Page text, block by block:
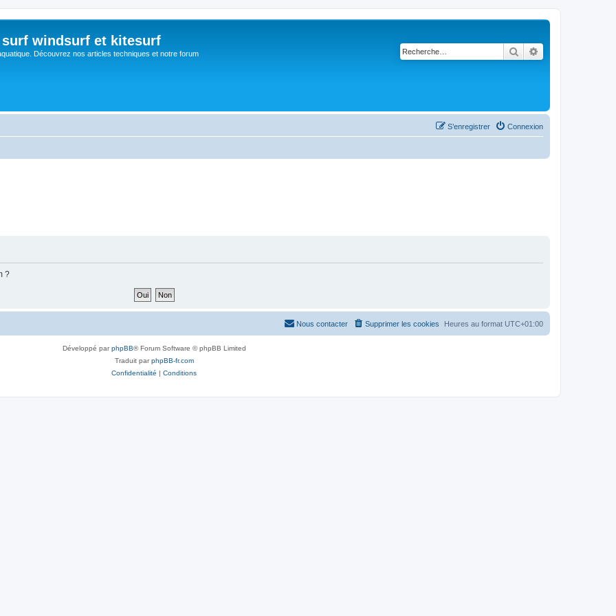
windsurf et kitesurf
Découvrez nos articles techniques et notre forum Rechercher
Connexion
S’enregistrer
?
Heures au format UTC+01:00
Supprimer les cookies
Nous contacter
Développé parphpBB® Forum Software © phpBB Limited
Traduit parphpBB-fr.com
Confidentialité | Conditions